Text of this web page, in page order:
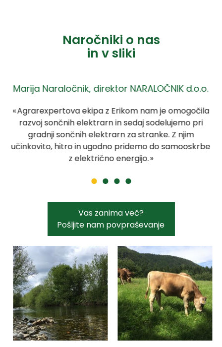
Naročniki o nas
in v sliki
Marija Naraločnik, direktor NARALOČNIK d.o.o.
Agrarexpertova ekipa z Erikom nam je omogočila
razvoj sončnih elektrarn in sedaj sodelujemo pri
gradnji sončnih elektrarn za stranke. Z njim
učinkovito, hitro in ugodno pridemo do samooskrbe
z električno energijo.
Vas zanima več?
Pošljite nam povpraševanje